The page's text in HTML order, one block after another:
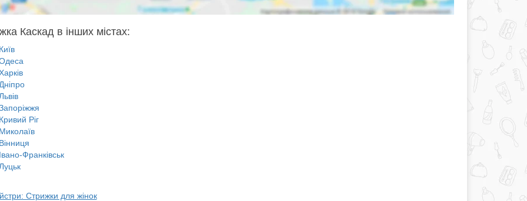
Каскад в інших містах:
Ріг
Франківськ
Стрижки для жінок